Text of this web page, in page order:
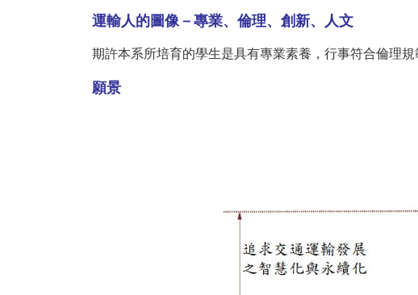
運輸人的圖像－專業、倫理、創新、人文
期許本系所培育的學生是具有專業素養，行事符合倫理
願景